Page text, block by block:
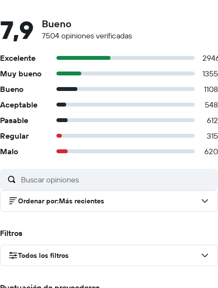
7,9 Bueno
7504 opiniones verificadas
Excelente
Muy bueno
1355
Bueno
1108
Aceptable
548
Pasable
612
Regular
315
Malo
620
Ordenar por:Más recientes
Filtros
Todos los filtros